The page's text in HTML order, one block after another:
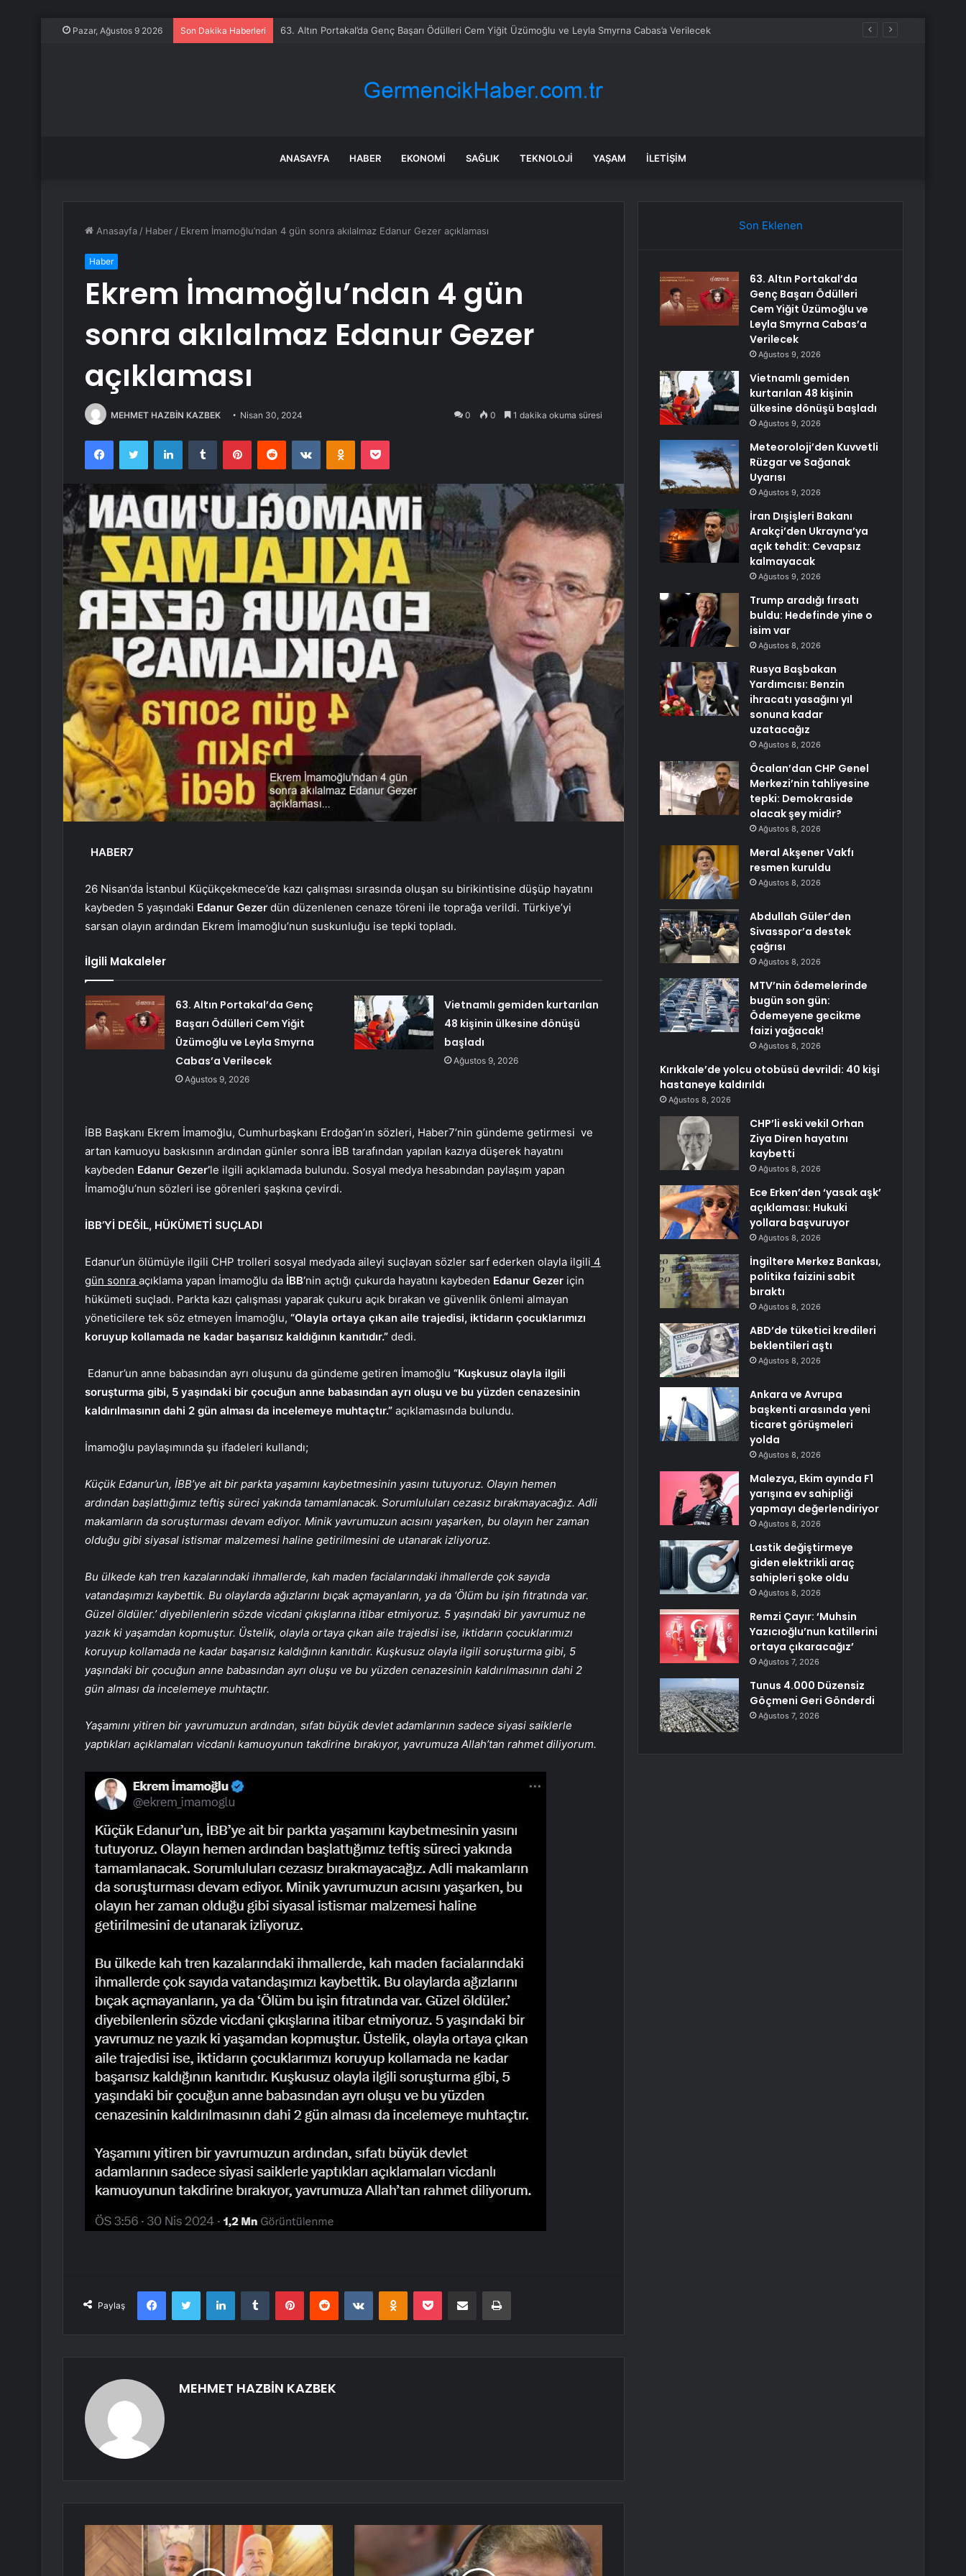
Pazar, Ağustos 9 2026 Son Dakika Haberleri Vietnamlı gemiden kurtarılan 48 kişinin ülkesine dönüşü başladı
ANASAYFA HABER EKONOMI SAĞLIK TEKNOLOJI YAŞAM İLETIŞIM
Anasayfa / Haber / Ekrem İmamoğlu’ndan 4 gün sonra akılalmaz Edanur Gezer açıklaması
Haber
Ekrem İmamoğlu’ndan 4 gün
sonra akılalmaz Edanur Gezer
açıklaması
MEHMET HAZBİN KAZBEK Nisan 30, 2024 0 0 1 dakika okuma süresi
FacebookTwitter LinkedInTumblr PinterestReddit VKontakteOdnoklassniki
Pocket
HABER7
26 Nisan’da İstanbul Küçükçekmece’de kazı çalışması sırasında oluşan su birikintisine düşüp hayatını
kaybeden 5 yaşındaki Edanur Gezer dün düzenlenen cenaze töreni ile toprağa verildi. Türkiye’yi
sarsan olayın ardından Ekrem İmamoğlu’nun suskunluğu ise tepki topladı.
İlgili Makaleler
63. Altın Portakal’da Genç
Başarı Ödülleri Cem Yiğit
Üzümoğlu ve Leyla Smyrna
Cabas’a Verilecek
Ağustos 9, 2026
Vietnamlı gemiden kurtarılan
48 kişinin ülkesine dönüşü
başladı
Ağustos 9, 2026
İBB Başkanı Ekrem İmamoğlu, Cumhurbaşkanı Erdoğan’ın sözleri, Haber7’nin gündeme getirmesi ve
artan kamuoyu baskısının ardından günler sonra İBB tarafından yapılan kazıya düşerek hayatını
kaybeden Edanur Gezer’le ilgili açıklamada bulundu. Sosyal medya hesabından paylaşım yapan
İmamoğlu’nun sözleri ise görenleri şaşkına çevirdi.
İBB’Yİ DEĞİL, HÜKÜMETİ SUÇLADI
Edanur’un ölümüyle ilgili CHP trolleri sosyal medyada aileyi suçlayan sözler sarf ederken olayla ilgili 4
gün sonra açıklama yapan İmamoğlu da İBB’nin açtığı çukurda hayatını kaybeden Edanur Gezer için
hükümeti suçladı. Parkta kazı çalışması yaparak çukuru açık bırakan ve güvenlik önlemi almayan
yöneticilere tek söz etmeyen İmamoğlu, “Olayla ortaya çıkan aile trajedisi, iktidarın çocuklarımızı
koruyup kollamada ne kadar başarısız kaldığının kanıtıdır.” dedi.
Edanur’un anne babasından ayrı oluşunu da gündeme getiren İmamoğlu “Kuşkusuz olayla ilgili
soruşturma gibi, 5 yaşındaki bir çocuğun anne babasından ayrı oluşu ve bu yüzden cenazesinin
kaldırılmasının dahi 2 gün alması da incelemeye muhtaçtır.” açıklamasında bulundu.
İmamoğlu paylaşımında şu ifadeleri kullandı;
Küçük Edanur’un, İBB’ye ait bir parkta yaşamını kaybetmesinin yasını tutuyoruz. Olayın hemen
ardından başlattığımız teftiş süreci yakında tamamlanacak. Sorumluluları cezasız bırakmayacağız. Adli
makamların da soruşturması devam ediyor. Minik yavrumuzun acısını yaşarken, bu olayın her zaman
olduğu gibi siyasal istismar malzemesi haline getirilmesini de utanarak izliyoruz.
Bu ülkede kah tren kazalarındaki ihmallerde, kah maden facialarındaki ihmallerde çok sayıda
vatandaşımızı kaybettik. Bu olaylarda ağızlarını bıçak açmayanların, ya da ‘Ölüm bu işin fıtratında var.
Güzel öldüler.’ diyebilenlerin sözde vicdani çıkışlarına itibar etmiyoruz. 5 yaşındaki bir yavrumuz ne
yazık ki yaşamdan kopmuştur. Üstelik, olayla ortaya çıkan aile trajedisi ise, iktidarın çocuklarımızı
koruyup kollamada ne kadar başarısız kaldığının kanıtıdır. Kuşkusuz olayla ilgili soruşturma gibi, 5
yaşındaki bir çocuğun anne babasından ayrı oluşu ve bu yüzden cenazesinin kaldırılmasının dahi 2
gün alması da incelemeye muhtaçtır.
Yaşamını yitiren bir yavrumuzun ardından, sıfatı büyük devlet adamlarının sadece siyasi saiklerle
yaptıkları açıklamaları vicdanlı kamuoyunun takdirine bırakıyor, yavrumuza Allah’tan rahmet diliyorum.
Paylaş
FacebookTwitter LinkedInTumblr PinterestReddit VKontakteOdnoklassniki
Pocket E-Posta ile paylaş Yazdır
MEHMET HAZBİN KAZBEK
Son Eklenen
63. Altın Portakal’da
Genç Başarı Ödülleri
Cem Yiğit Üzümoğlu ve
Leyla Smyrna Cabas’a
Verilecek
Ağustos 9, 2026
Vietnamlı gemiden
kurtarılan 48 kişinin
ülkesine dönüşü başladı
Ağustos 9, 2026
Meteoroloji’den Kuvvetli
Rüzgar ve Sağanak
Uyarısı
Ağustos 9, 2026
İran Dışişleri Bakanı
Arakçi’den Ukrayna’ya
açık tehdit: Cevapsız
kalmayacak
Ağustos 9, 2026
Trump aradığı fırsatı
buldu: Hedefinde yine o
isim var
Ağustos 8, 2026
Rusya Başbakan
Yardımcısı: Benzin
ihracatı yasağını yıl
sonuna kadar
uzatacağız
Ağustos 8, 2026
Öcalan’dan CHP Genel
Merkezi’nin tahliyesine
tepki: Demokraside
olacak şey midir?
Ağustos 8, 2026
Meral Akşener Vakfı
resmen kuruldu
Ağustos 8, 2026
Abdullah Güler’den
Sivasspor’a destek
çağrısı
Ağustos 8, 2026
MTV’nin ödemelerinde
bugün son gün:
Ödemeyene gecikme
faizi yağacak!
Ağustos 8, 2026
Kırıkkale’de yolcu otobüsü devrildi: 40 kişi
hastaneye kaldırıldı
Ağustos 8, 2026
CHP’li eski vekil Orhan
Ziya Diren hayatını
kaybetti
Ağustos 8, 2026
Ece Erken’den ‘yasak aşk’
açıklaması: Hukuki
yollara başvuruyor
Ağustos 8, 2026
İngiltere Merkez Bankası,
politika faizini sabit
bıraktı
Ağustos 8, 2026
ABD’de tüketici kredileri
beklentileri aştı
Ağustos 8, 2026
Ankara ve Avrupa
başkenti arasında yeni
ticaret görüşmeleri
yolda
Ağustos 8, 2026
Malezya, Ekim ayında F1
yarışına ev sahipliği
yapmayı değerlendiriyor
Ağustos 8, 2026
Lastik değiştirmeye
giden elektrikli araç
sahipleri şoke oldu
Ağustos 8, 2026
Remzi Çayır: ‘Muhsin
Yazıcıoğlu’nun katillerini
ortaya çıkaracağız’
Ağustos 7, 2026
Tunus 4.000 Düzensiz
Göçmeni Geri Gönderdi
Ağustos 7, 2026